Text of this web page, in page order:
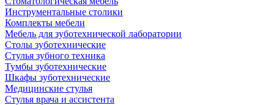
Инструментальные столики
Комплекты мебели
Мебель для зуботехнической лаборатории
Столы зуботехнические
Стулья зубного техника
Тумбы зуботехнические
Шкафы зуботехнические
Медицинские стулья
Стулья врача и ассистента